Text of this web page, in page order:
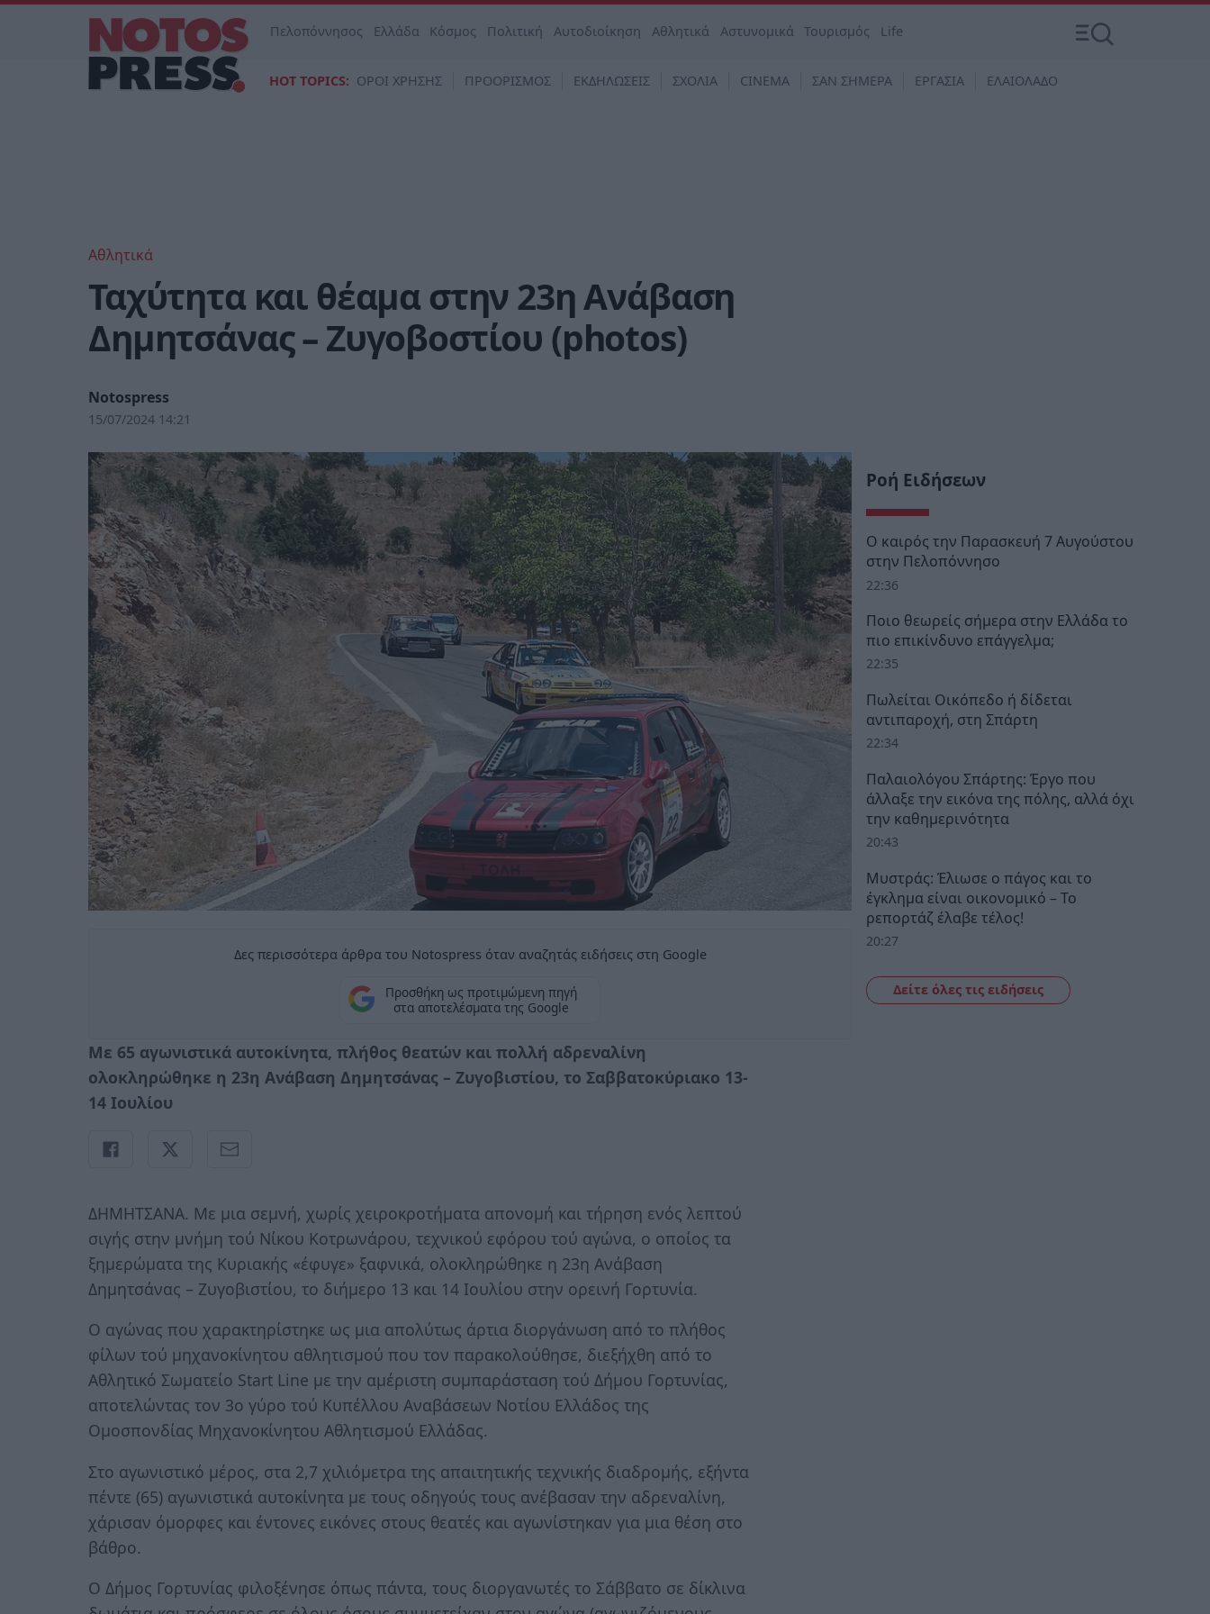
Πελοπόννησος Ελλάδα Κόσμος Πολιτική Αυτοδιοίκηση Αθλητικά Αστυνομικά Τουρισμός Life
HOT TOPICS: ΟΡΟΙ ΧΡΗΣΗΣ ΠΡΟΟΡΙΣΜΟΣ ΕΚΔΗΛΩΣΕΙΣ ΣΧΟΛΙΑ CINEMA ΣΑΝ ΣΗΜΕΡΑ ΕΡΓΑΣΙΑ ΕΛΑΙΟΛΑΔΟ
Αθλητικά
Ταχύτητα και θέαμα στην 23η Ανάβαση
Δημητσάνας – Ζυγοβοστίου (photos)
Notospress
15/07/2024 14:21
Δες περισσότερα άρθρα του Notospress όταν αναζητάς ειδήσεις στη Google
Προσθήκη ως προτιμώμενη πηγή
στα αποτελέσματα της Google
Με 65 αγωνιστικά αυτοκίνητα, πλήθος θεατών και πολλή αδρεναλίνη
ολοκληρώθηκε η 23η Ανάβαση Δημητσάνας – Ζυγοβιστίου, το Σαββατοκύριακο 13-
14 Ιουλίου
ΔΗΜΗΤΣΑΝΑ. Με μια σεμνή, χωρίς χειροκροτήματα απονομή και τήρηση ενός λεπτού
σιγής στην μνήμη τού Νίκου Κοτρωνάρου, τεχνικού εφόρου τού αγώνα, ο οποίος τα
ξημερώματα της Κυριακής «έφυγε» ξαφνικά, ολοκληρώθηκε η 23η Ανάβαση
Δημητσάνας – Ζυγοβιστίου, το διήμερο 13 και 14 Ιουλίου στην ορεινή Γορτυνία.
Ο αγώνας που χαρακτηρίστηκε ως μια απολύτως άρτια διοργάνωση από το πλήθος
φίλων τού μηχανοκίνητου αθλητισμού που τον παρακολούθησε, διεξήχθη από το
Αθλητικό Σωματείο Start Line με την αμέριστη συμπαράσταση τού Δήμου Γορτυνίας,
αποτελώντας τον 3ο γύρο τού Κυπέλλου Αναβάσεων Νοτίου Ελλάδος της
Ομοσπονδίας Μηχανοκίνητου Αθλητισμού Ελλάδας.
Στο αγωνιστικό μέρος, στα 2,7 χιλιόμετρα της απαιτητικής τεχνικής διαδρομής, εξήντα
πέντε (65) αγωνιστικά αυτοκίνητα με τους οδηγούς τους ανέβασαν την αδρεναλίνη,
χάρισαν όμορφες και έντονες εικόνες στους θεατές και αγωνίστηκαν για μια θέση στο
βάθρο.
Ο Δήμος Γορτυνίας φιλοξένησε όπως πάντα, τους διοργανωτές το Σάββατο σε δίκλινα
Ροή Ειδήσεων
Ο καιρός την Παρασκευή 7 Αυγούστου
στην Πελοπόννησο
22:36
Ποιο θεωρείς σήμερα στην Ελλάδα το
πιο επικίνδυνο επάγγελμα;
22:35
Πωλείται Οικόπεδο ή δίδεται
αντιπαροχή, στη Σπάρτη
22:34
Παλαιολόγου Σπάρτης: Έργο που
άλλαξε την εικόνα της πόλης, αλλά όχι
την καθημερινότητα
20:43
Μυστράς: Έλιωσε ο πάγος και το
έγκλημα είναι οικονομικό – Το
ρεπορτάζ έλαβε τέλος!
20:27
Δείτε όλες τις ειδήσεις